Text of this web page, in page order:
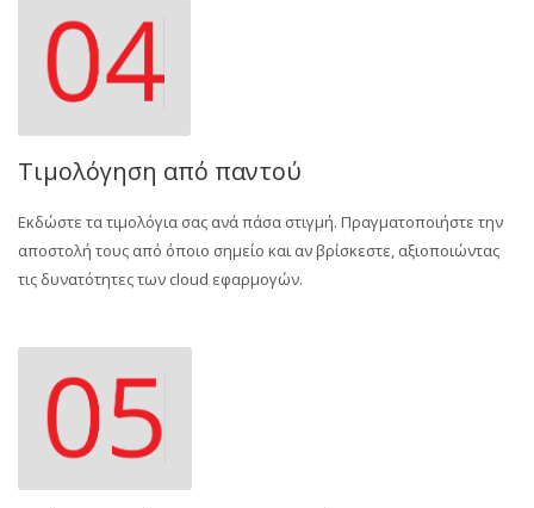
Τιμολόγηση από παντού
Εκδώστε τα τιμολόγια σας ανά πάσα στιγμή. Πραγματοποιήστε την
αποστολή τους από όποιο σημείο και αν βρίσκεστε, αξιοποιώντας
τις δυνατότητες των cloud εφαρμογών.